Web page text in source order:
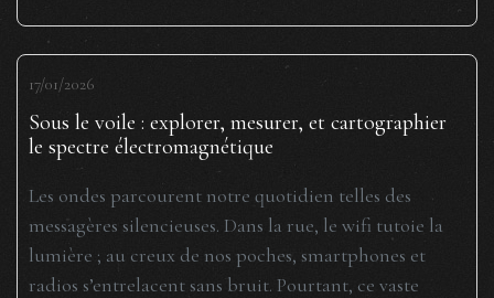
17/01/2026
Sous le voile : explorer, mesurer, et cartographier
le spectre électromagnétique
Les ondes parcourent notre quotidien telles des
messagères silencieuses. Dans la rue, le wifi tutoie la
lumière ; au creux de nos poches, smartphones et
radios s’entrelacent sans bruit. Pourtant, ce vaste